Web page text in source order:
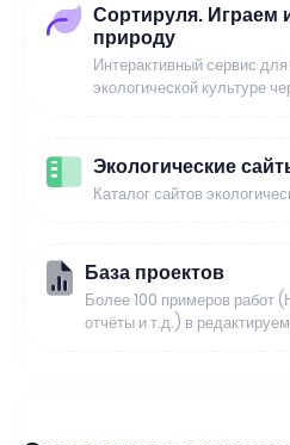
Сортируля. Играем
природу
Интерактивный сервис
экологической культуре
Экологические
Каталог сайтов
База проектов
Более 100 примеров
отчёты и т.д.) в